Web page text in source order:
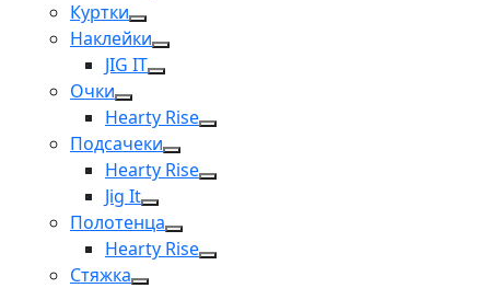
Куртки
Наклейки
JIG IT
Очки
Hearty Rise
Подсачеки
Hearty Rise
Jig It
Полотенца
Hearty Rise
Стяжка